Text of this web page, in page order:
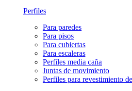
Perfiles
Para paredes
Para pisos
Para cubiertas
Para escaleras
Perfiles media caña
Juntas de movimiento
Perfiles para revestimiento